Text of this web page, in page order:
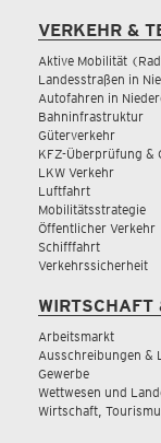
VERKEHR &
Aktive Mobilität
Landesstraßen in
Autofahren in
Bahninfrastruktur
Güterverkehr
KFZ-Überprüfung &
LKW Verkehr
Luftfahrt
Mobilitätsstrategie
Öffentlicher Verkehr
Schifffahrt
Verkehrssicherheit
WIRTSCHAFT
Arbeitsmarkt
Ausschreibungen &
Gewerbe
Wettwesen und
Wirtschaft,